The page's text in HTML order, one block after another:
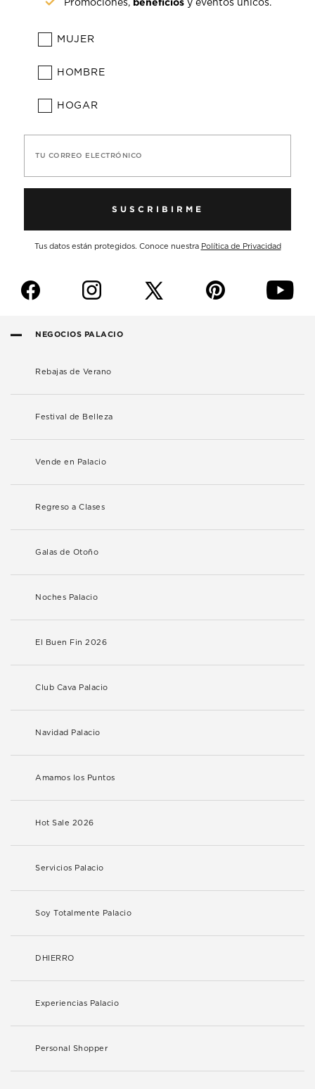
Promociones, y eventos únicos.
MUJER
HOMBRE
HOGAR
TU CORREO ELECTRÓNICO
SUSCRIBIRME
Tus datos están protegidos. Conoce nuestra Política de Privacidad
f i p y
NEGOCIOS PALACIO
Rebajas de Verano
Festival de Belleza
Vende en Palacio
Regreso a Clases
Galas de Otoño
Noches Palacio
El Buen Fin 2026
Club Cava Palacio
Navidad Palacio
Amamos los Puntos
Hot Sale 2026
Servicios Palacio
Soy Totalmente Palacio
DHIERRO
Experiencias Palacio
Personal Shopper